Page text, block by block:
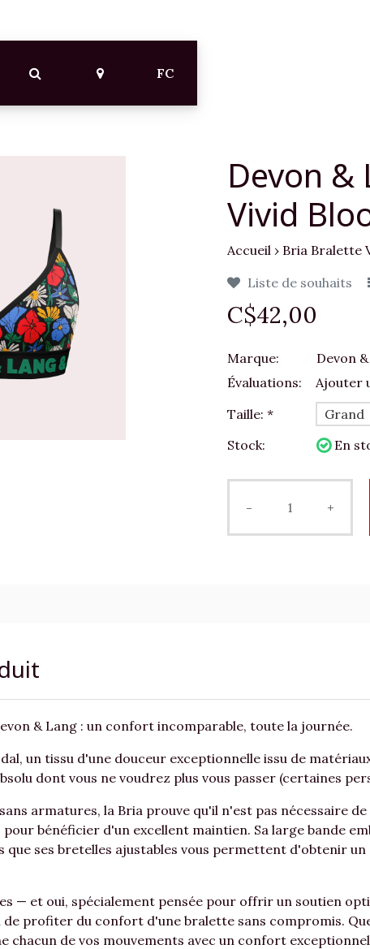
FC
Devon &
Vivid
Accueil › Bria Bralette
Liste de souhaits
C$42,00
Marque:
Devon
Évaluations:
Ajouter
Taille: *
Stock:
En
- +
& Lang : un confort incomparable, toute la journée.
un tissu d'une douceur exceptionnelle issu de
dont vous ne voudrez plus vous passer (certaines
armatures, la Bria prouve qu'il n'est pas nécessaire
bénéficier d'un excellent maintien. Sa large bande
que ses bretelles ajustables vous permettent d'obtenir
— et oui, spécialement pensée pour offrir un soutien
profiter du confort d'une bralette sans compromis.
chacun de vos mouvements avec un confort